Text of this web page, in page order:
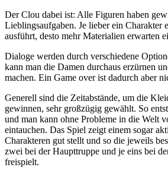
Der Clou dabei ist: Alle Figuren haben
Lieblingsaufgaben. Je lieber ein Charakter
ausführt, desto mehr Materialien erwarten
Dialoge werden durch verschiedene
kann man die Damen durchaus erzürnen
machen. Ein Game over ist dadurch aber
Generell sind die Zeitabstände, um die
gewinnen, sehr großzügig gewählt. So
und man kann ohne Probleme in die Welt
eintauchen. Das Spiel zeigt einem sogar
Charakteren gut stellt und so die jeweils
zwei bei der Haupttruppe und je eins bei
freispielt.